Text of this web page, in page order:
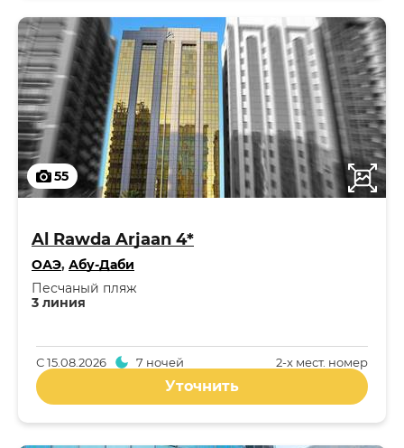
55
Al Rawda Arjaan 4*
ОАЭ, Абу-Даби
3 линия
Песчаный пляж
2-x мест. номер
С15.08.2026 7 ночей
Уточнить